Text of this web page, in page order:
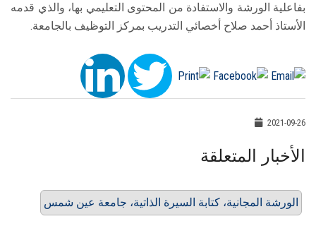
بفاعلية الورشة والاستفادة من المحتوى التعليمي بها، والذي قدمه
الأستاذ أحمد صلاح أخصائي التدريب بمركز التوظيف بالجامعة.
2021-09-26
الأخبار المتعلقة
الورشة المجانية، كتابة السيرة الذاتية، جامعة عين شمس